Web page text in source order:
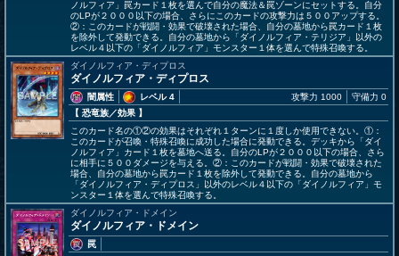
ノルフィア」罠カード１枚を選んで自分の魔法＆罠ゾーンにセットする。自分
のLPが２０００以下の場合、さらにこのカードの攻撃力は５００アップする。
②：このカードが戦闘・効果で破壊された場合、自分の墓地から罠カード１枚
を除外して発動できる。自分の墓地から「ダイノルフィア・テリジア」以外の
レベル４以下の「ダイノルフィア」モンスター１体を選んで特殊召喚する。
ダイノルフィア・ディプロス
ダイノルフィア・ディプロス
闇属性
レベル 4
【 恐竜族／効果 】
攻撃力 1000 守備力 0
このカード名の①②の効果はそれぞれ１ターンに１度しか使用できない。①：
このカードが召喚・特殊召喚に成功した場合に発動できる。デッキから「ダイ
ノルフィア」カード１枚を墓地へ送る。自分のLPが２０００以下の場合、さら
に相手に５００ダメージを与える。②：このカードが戦闘・効果で破壊された
場合、自分の墓地から罠カード１枚を除外して発動できる。自分の墓地から
「ダイノルフィア・ディプロス」以外のレベル４以下の「ダイノルフィア」モ
ンスター１体を選んで特殊召喚する。
ダイノルフィア・ドメイン
ダイノルフィア・ドメイン
罠